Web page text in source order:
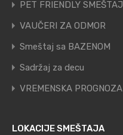
PET FRIENDLY SMEŠTAJ
VAUČERI ZA ODMOR
Smeštaj sa BAZENOM
Sadržaj za decu
VREMENSKA PROGNOZA
LOKACIJE SMEŠTAJA